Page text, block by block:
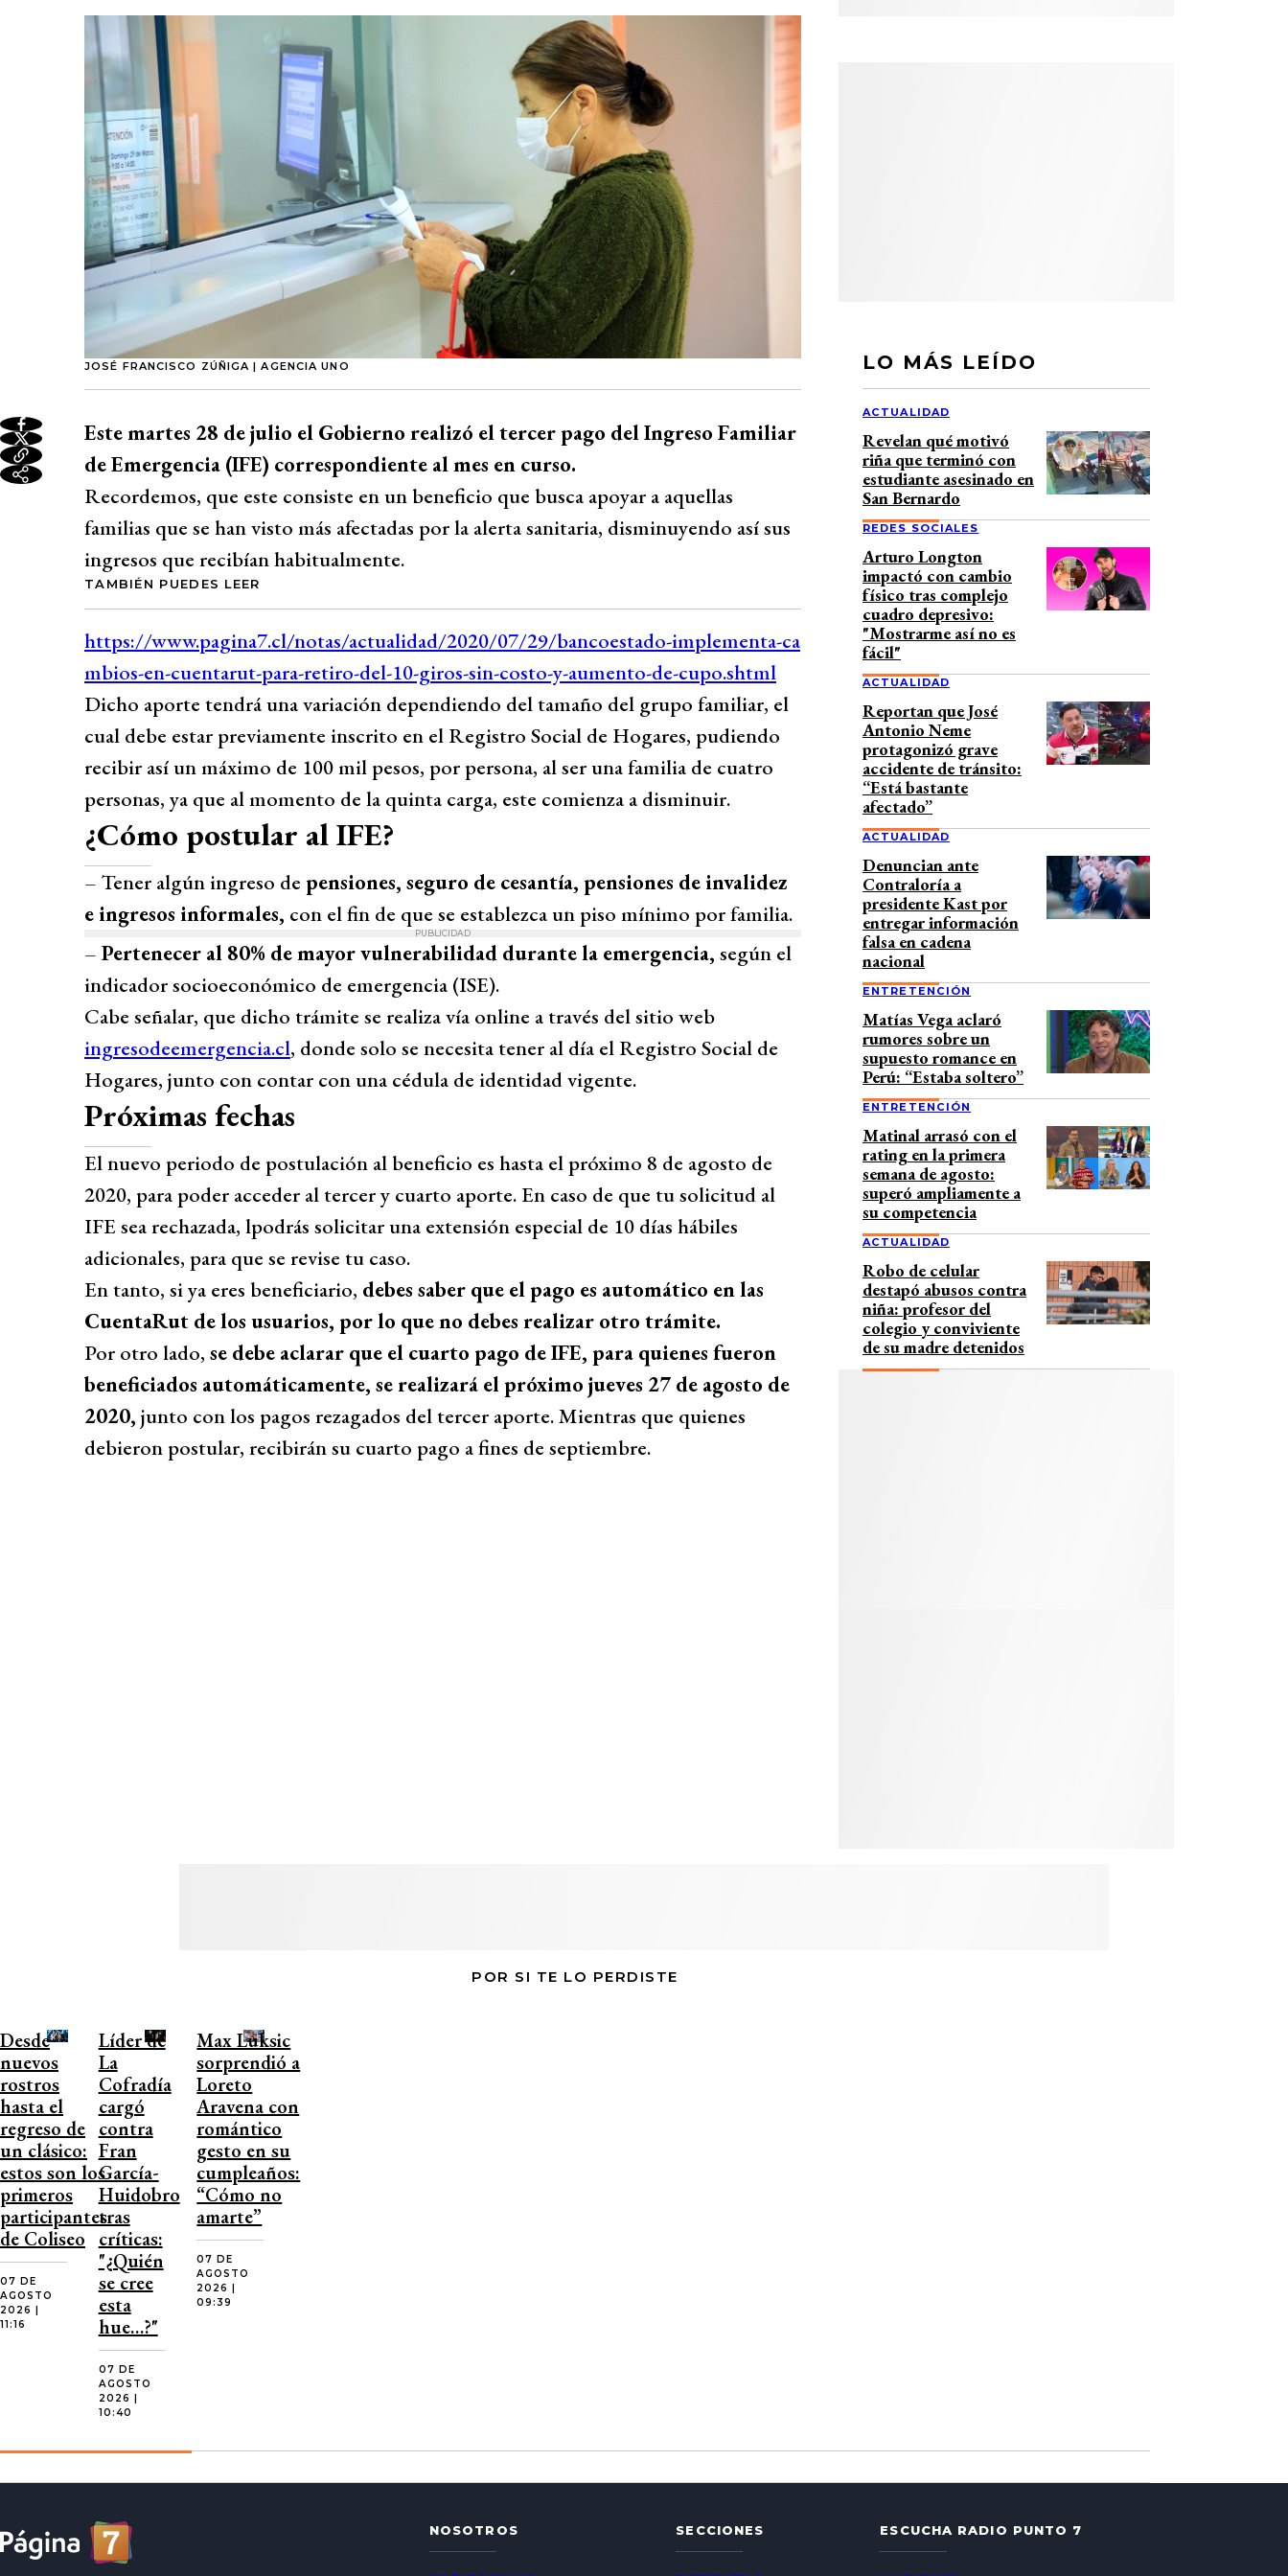
JOSÉ FRANCISCO ZÚÑIGA | AGENCIA UNO
Este martes 28 de julio el Gobierno realizó el tercer pago del Ingreso Familiar
de Emergencia (IFE) correspondiente al mes en curso.
Recordemos, que este consiste en un beneficio que busca apoyar a aquellas
familias que se han visto más afectadas por la alerta sanitaria, disminuyendo así sus
ingresos que recibían habitualmente.
TAMBIÉN PUEDES LEER
Dicho aporte tendrá una variación dependiendo del tamaño del grupo familiar, el
cual debe estar previamente inscrito en el Registro Social de Hogares, pudiendo
recibir así un máximo de 100 mil pesos, por persona, al ser una familia de cuatro
personas, ya que al momento de la quinta carga, este comienza a disminuir.
¿Cómo postular al IFE?
– Tener algún ingreso de pensiones, seguro de cesantía, pensiones de invalidez
e ingresos informales, con el fin de que se establezca un piso mínimo por familia.
PUBLICIDAD
– Pertenecer al 80% de mayor vulnerabilidad durante la emergencia, según el
indicador socioeconómico de emergencia (ISE).
Cabe señalar, que dicho trámite se realiza vía online a través del sitio web
ingresodeemergencia.cl, donde solo se necesita tener al día el Registro Social de
Hogares, junto con contar con una cédula de identidad vigente.
Próximas fechas
El nuevo periodo de postulación al beneficio es hasta el próximo 8 de agosto de
2020, para poder acceder al tercer y cuarto aporte. En caso de que tu solicitud al
IFE sea rechazada, lpodrás solicitar una extensión especial de 10 días hábiles
adicionales, para que se revise tu caso.
En tanto, si ya eres beneficiario, debes saber que el pago es automático en las
CuentaRut de los usuarios, por lo que no debes realizar otro trámite.
Por otro lado, se debe aclarar que el cuarto pago de IFE, para quienes fueron
beneficiados automáticamente, se realizará el próximo jueves 27 de agosto de
2020, junto con los pagos rezagados del tercer aporte. Mientras que quienes
debieron postular, recibirán su cuarto pago a fines de septiembre.
LO MÁS LEÍDO
ACTUALIDAD
Revelan qué motivó
riña que terminó con
estudiante asesinado en
San Bernardo
REDES SOCIALES
Arturo Longton
impactó con cambio
físico tras complejo
cuadro depresivo:
"Mostrarme así no es
fácil"
ACTUALIDAD
Reportan que José
Antonio Neme
protagonizó grave
accidente de tránsito:
“Está bastante
afectado”
ACTUALIDAD
Denuncian ante
Contraloría a
presidente Kast por
entregar información
falsa en cadena
nacional
ENTRETENCIÓN
Matías Vega aclaró
rumores sobre un
supuesto romance en
Perú: “Estaba soltero”
ENTRETENCIÓN
Matinal arrasó con el
rating en la primera
semana de agosto:
superó ampliamente a
su competencia
ACTUALIDAD
Robo de celular
destapó abusos contra
niña: profesor del
colegio y conviviente
de su madre detenidos
POR SI TE LO PERDISTE
Desde
nuevos
rostros
hasta el
regreso de
un clásico:
estos son los
primeros
participantes
de Coliseo
07 DE
AGOSTO
2026 |
11:16
Líder de
La
Cofradía
cargó
contra
Fran
García-
Huidobro
tras
críticas:
"¿Quién
se cree
esta
hue…?"
07 DE
AGOSTO
2026 |
10:40
Max Luksic
sorprendió a
Loreto
Aravena con
romántico
gesto en su
cumpleaños:
“Cómo no
amarte”
07 DE
AGOSTO
2026 |
09:39
NOSOTROS SECCIONES ESCUCHA RADIO PUNTO 7